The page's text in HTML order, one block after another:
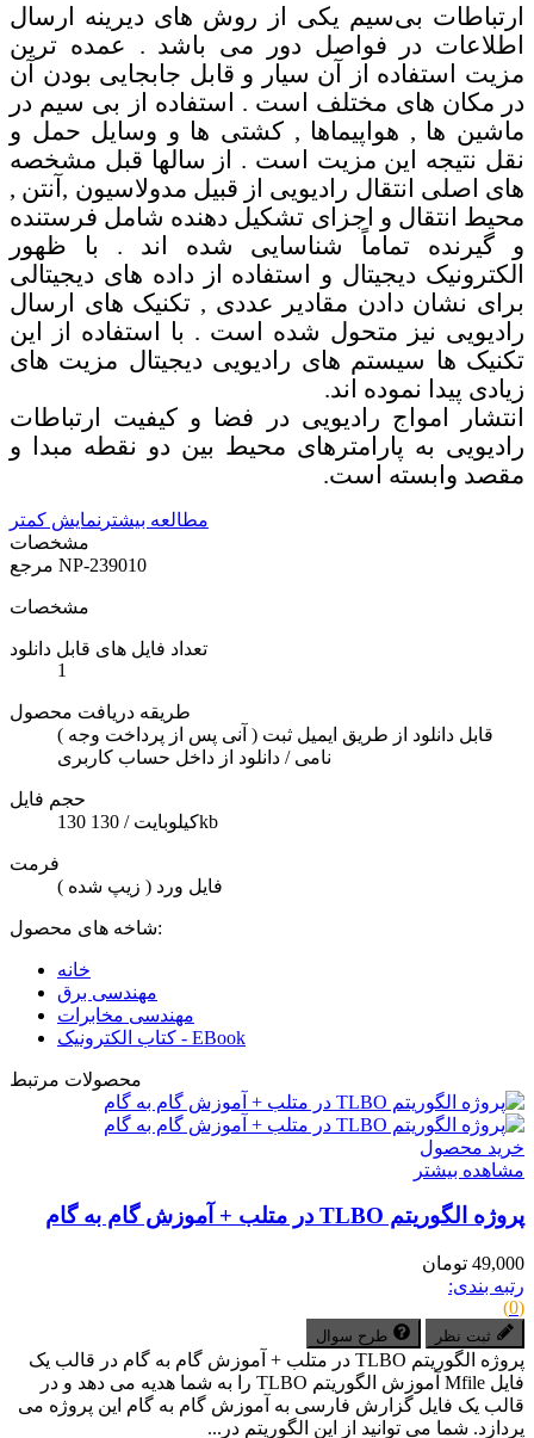
ارتباطات بیسیم یکی از روش های دیرینه ارسال
اطلاعات در فواصل دور می باشد . عمده ترین
مزیت استفاده از آن سیار و قابل جابجایی بودن آن
در مکان های مختلف است . استفاده از بی سیم در
ماشین ها , هواپیماها , کشتی ها و وسایل حمل و
نقل نتیجه این مزیت است . از سالها قبل مشخصه
های اصلی انتقال رادیویی از قبیل مدولاسیون ,آنتن ,
محیط انتقال و اجزای تشکیل دهنده شامل فرستنده
و گیرنده تماماً شناسایی شده اند . با ظهور
الکترونیک دیجیتال و استفاده از داده های دیجیتالی
برای نشان دادن مقادیر عددی , تکنیک های ارسال
رادیویی نیز متحول شده است . با استفاده از این
تکنیک ها سیستم های رادیویی دیجیتال مزیت های
زیادی پیدا نموده اند.
انتشار امواج رادیویی در فضا و کیفیت ارتباطات
رادیویی به پارامترهای محیط بین دو نقطه مبدا و
مقصد وابسته است.
مطالعه بیشتر نمایش کمتر
مشخصات
NP-239010
مشخصات
تعداد فایل های قابل دانلود
1
طریقه دریافت محصول
( آنی پس از پرداخت وجه ) قابل دانلود از طریق ایمیل ثبت
نامی / دانلود از داخل حساب کاربری
حجم فایل
130 کیلوبایت / 130kb
فرمت
فایل ورد ( زیپ شده )
شاخه های محصول:
خانه
مهندسی برق
مهندسی مخابرات
کتاب الکترونیک - EBook
محصولات مرتبط
خرید محصول
مشاهده بیشتر
پروژه الگوریتم TLBO در متلب + آموزش گام به گام
49,000 تومان
رتبه بندی:
(0)
ثبت نظر طرح سوال
پروژه الگوریتم TLBO در متلب + آموزش گام به گام در قالب یک
فایل Mfile آموزش الگوریتم TLBO را به شما هدیه می دهد و در
قالب یک فایل گزارش فارسی به آموزش گام به گام این پروژه می
پردازد. شما می توانید از این الگوریتم در...